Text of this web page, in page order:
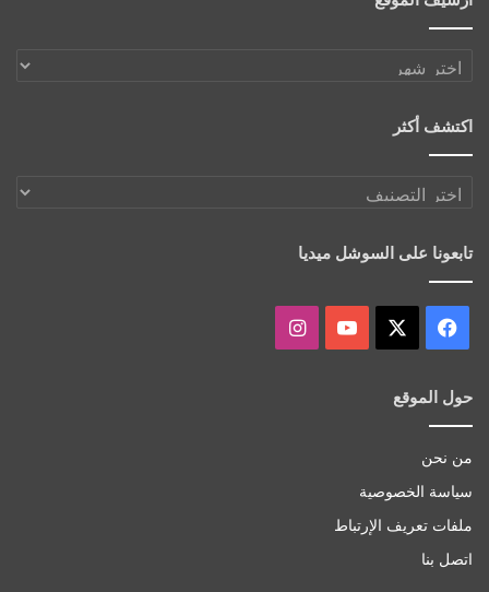
أرشيف
اكتشف أكثر
اكتشف
تابعونا على السوشل ميديا
فيسبوك ‫YouTubeانستقرام
حول الموقع
من نحن
سياسة الخصوصية
ملفات تعريف الإرتباط
اتصل بنا